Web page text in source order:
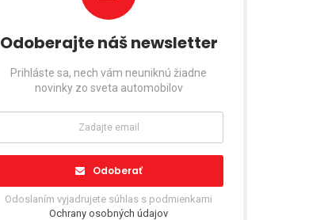
Odoberajte náš newsletter
Prihláste sa, nech vám neuniknú žiadne
novinky zo sveta automobilov
Odoberať
Odoslaním vyjadrujete súhlas s podmienkami
Ochrany osobných údajov